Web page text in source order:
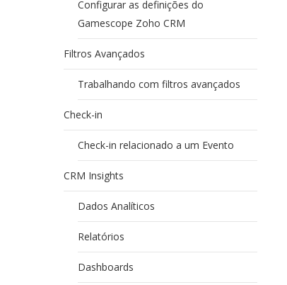
Configurar as definições do
Gamescope Zoho CRM
Filtros Avançados
Trabalhando com filtros avançados
Check-in
Check-in relacionado a um Evento
CRM Insights
Dados Analíticos
Relatórios
Dashboards